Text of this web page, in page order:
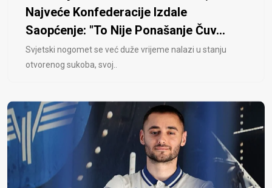
Najveće Konfederacije Izdale
Saopćenje: "To Nije Ponašanje Čuv...
Svjetski nogomet se već duže vrijeme nalazi u stanju
otvorenog sukoba, svoj..